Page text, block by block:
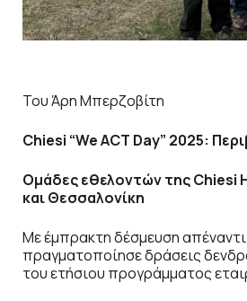
Του Άρη Μπερζοβίτη
Chiesi “WeACT Day” 2025:
Ομάδες εθελοντών τηςChiesi
και Θεσσαλονίκη
Με έμπρακτη δέσμευση απέναντι
πραγματοποίησε δράσεις
του ετήσιου προγράμματος